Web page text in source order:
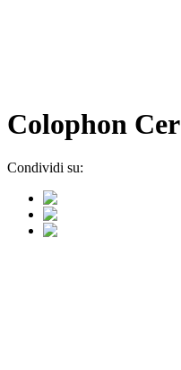
Colophon
Condividi su: